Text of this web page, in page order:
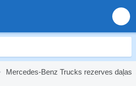
Mercedes-Benz Trucks rezerves daļas